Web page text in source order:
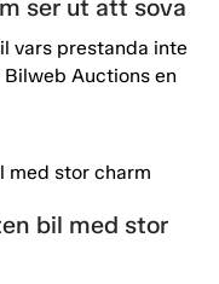
ser ut att sova
vars prestanda inte
Bilweb Auctions en
bil med stor